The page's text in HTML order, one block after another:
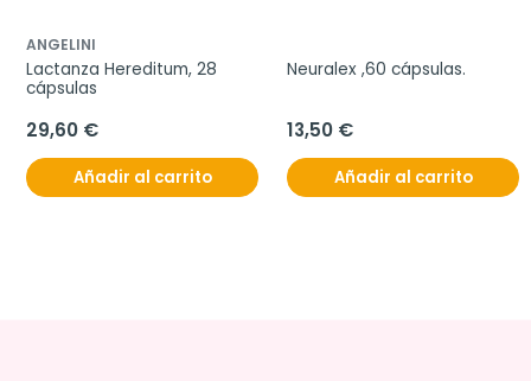
ANGELINI
Lactanza Hereditum, 28
cápsulas
29,60 €
Añadir al carrito
Neuralex ,60 cápsulas.
13,50 €
Añadir al carrito